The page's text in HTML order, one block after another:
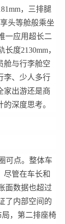
，三排腿
头等舱般乘坐
一应用超长二
度2130mm，
舱与行李舱空
李、少人多行
家出游还是商
深度思考。
可点。整体车
尽管在车长和
面数据也超过
了内部空间的
，第二排座椅